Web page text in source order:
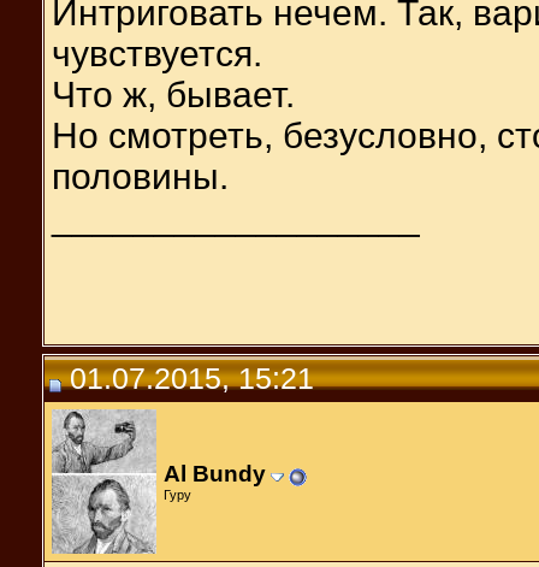
Интриговать нечем. Так,
чувствуется.
Что ж, бывает.
Но смотреть, безусловно,
половины.
01.07.2015, 15:21
Al Bundy
Гуру